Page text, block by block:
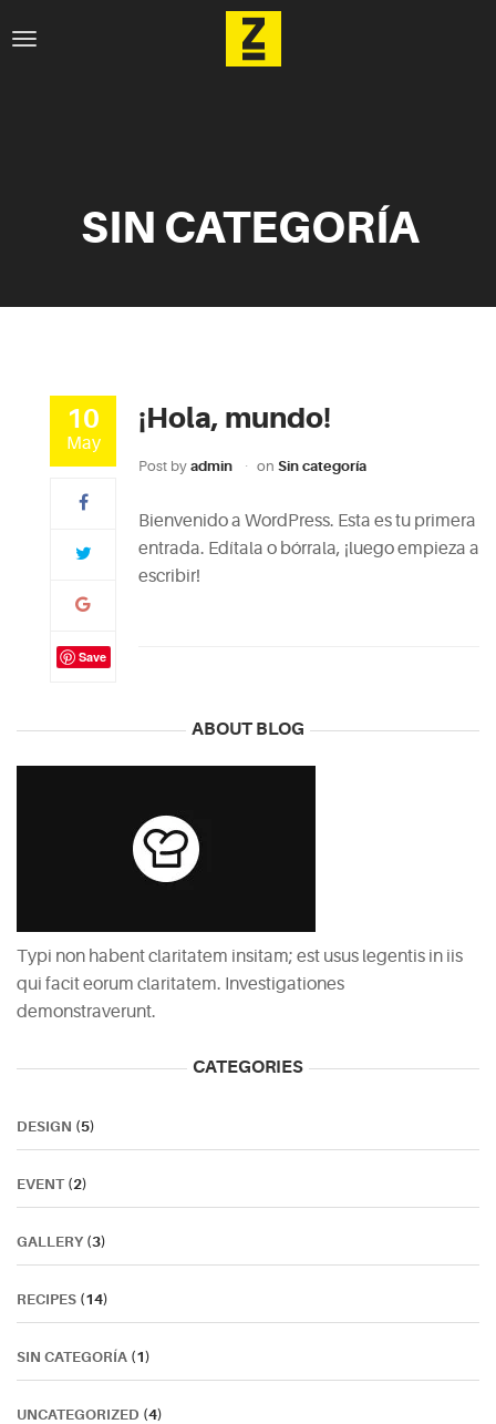
SIN CATEGORÍA
10
May
Save
¡Hola, mundo!
Post by admin on Sin categoría
Bienvenido a WordPress. Esta es tu primera
entrada. Edítala o bórrala, ¡luego empieza a
escribir!
ABOUT BLOG
Typi non habent claritatem insitam; est usus legentis in iis
qui facit eorum claritatem. Investigationes
demonstraverunt.
CATEGORIES
DESIGN (5)
EVENT(2)
GALLERY (3)
RECIPES (14)
SIN CATEGORÍA (1)
UNCATEGORIZED (4)